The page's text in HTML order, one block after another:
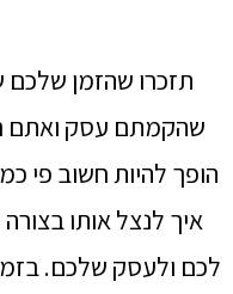
תזכרו שהזמן
שהקמתם עסק ואתם
הופך להיות חשוב פי
איך לנצל אותו
לכם ולעסק שלכם.